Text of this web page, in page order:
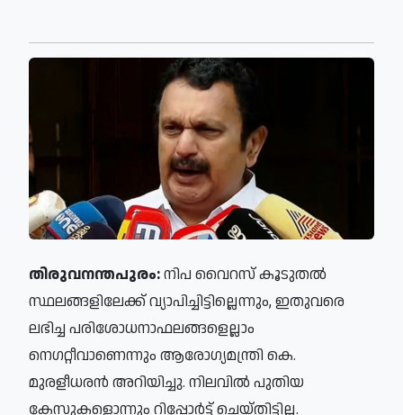
തിരുവനന്തപുരം:നിപ വൈറസ് കൂടുതല്‍
സ്ഥലങ്ങളിലേക്ക് വ്യാപിച്ചിട്ടില്ലെന്നും, ഇതുവരെ
ലഭിച്ച പരിശോധനാഫലങ്ങളെല്ലാം
നെഗറ്റീവാണെന്നും ആരോഗ്യമന്ത്രി കെ.
മുരളീധരന്‍ അറിയിച്ചു. നിലവില്‍ പുതിയ
കേസുകളൊന്നും റിപ്പോര്‍ട്ട് ചെയ്തിട്ടില്ല.